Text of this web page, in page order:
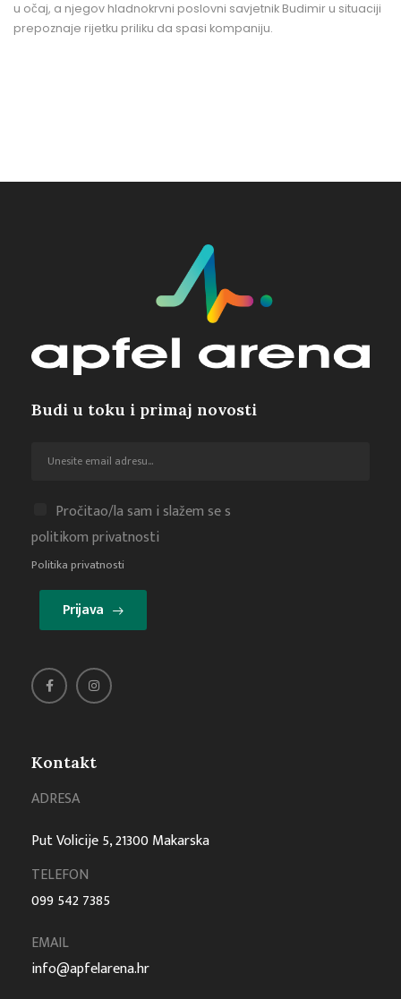
u očaj, a njegov hladnokrvni poslovni savjetnik Budimir u situaciji
prepoznaje rijetku priliku da spasi kompaniju.
Kontakt
ADRESA
Put Volicije 5, 21300 Makarska
TELEFON
099 542 7385
EMAIL
info@apfelarena.hr
Budi u toku i primaj novosti
Pročitao/la sam i slažem se s
politikom privatnosti
Politika privatnosti
Prijava